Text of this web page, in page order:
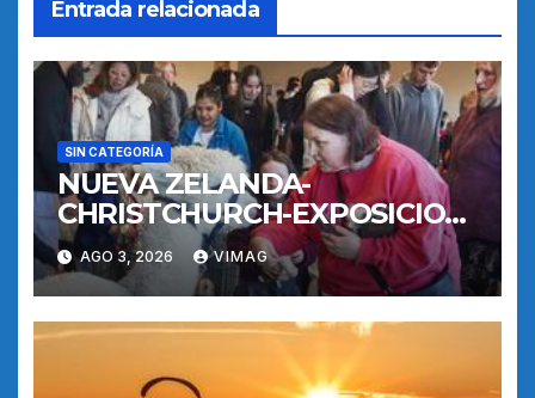
Entrada relacionada
SIN CATEGORÍA
NUEVA ZELANDA-
CHRISTCHURCH-EXPOSICION
DE MASCOTAS
AGO 3, 2026 VIMAG